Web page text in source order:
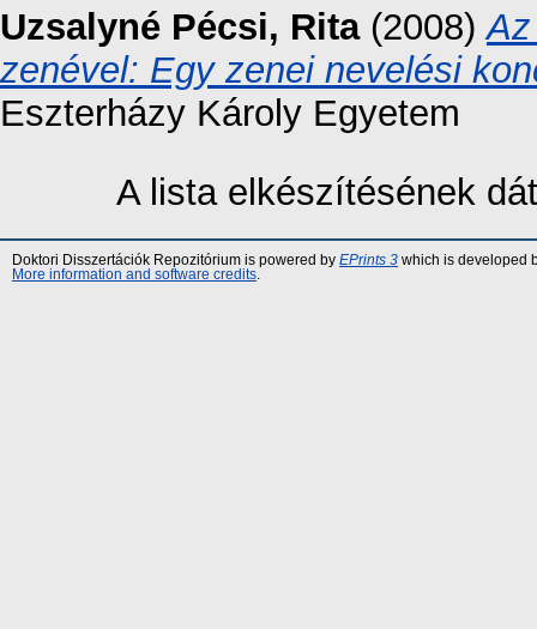
Uzsalyné Pécsi, Rita(2008)
zenével: Egy zenei nevelési
Eszterházy Károly Egyetem
A lista elkészítésének
Doktori Disszertációk Repozitórium is powered by EPrints 3 which is developed
More information and software credits